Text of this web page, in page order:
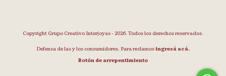
Copyright Grupo Creativo Interjoyas - 2026. Todos los derechos reservados.
Defensa de las y los consumidores. Para reclamosingresá acá.
Botón de arrepentimiento